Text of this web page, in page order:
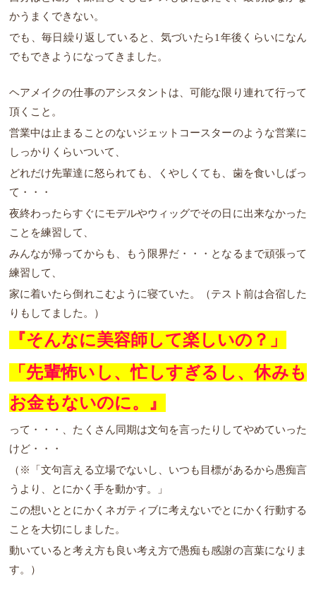
かうまくできない。
でも、毎日繰り返していると、気づいたら1年後くらいになん
でもできようになってきました。
ヘアメイクの仕事のアシスタントは、可能な限り連れて行って
頂くこと。
営業中は止まることのないジェットコースターのような営業に
しっかりくらいついて、
どれだけ先輩達に怒られても、くやしくても、歯を食いしばっ
て・・・
夜終わったらすぐにモデルやウィッグでその日に出来なかった
ことを練習して、
みんなが帰ってからも、もう限界だ・・・となるまで頑張って
練習して、
家に着いたら倒れこむように寝ていた。（テスト前は合宿した
りもしてました。）
『そんなに美容師して楽しいの？」
「先輩怖いし、忙しすぎるし、休みも
お金もないのに。』
って・・・、たくさん同期は文句を言ったりしてやめていった
けど・・・
（※「文句言える立場でないし、いつも目標があるから愚痴言
うより、とにかく手を動かす。」
この想いととにかくネガティブに考えないでとにかく行動する
ことを大切にしました。
動いていると考え方も良い考え方で愚痴も感謝の言葉になりま
す。）